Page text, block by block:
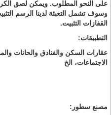
على النحو المطلوب. ويمكن لصق
القفازات التثبيت.
التطبيقات:
عقارات السكن والفنادق والحانات
الاجتماعات، الخ
مصنع سطور: